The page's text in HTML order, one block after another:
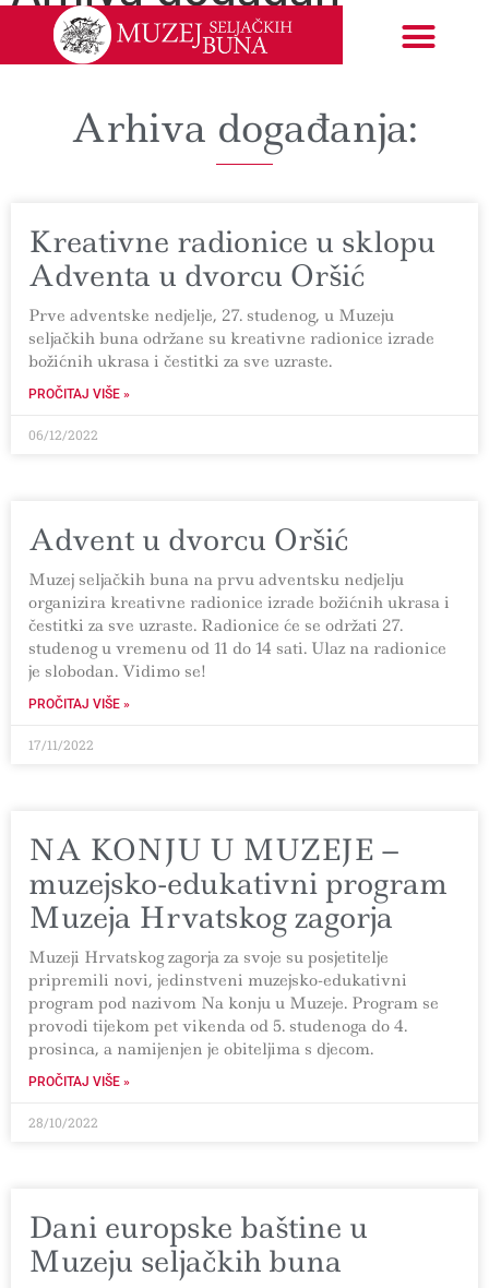
Arhiva događanja:
Kreativne radionice u sklopu
Adventa u dvorcu Oršić
Prve adventske nedjelje, 27. studenog, u Muzeju
seljačkih buna održane su kreativne radionice izrade
božićnih ukrasa i čestitki za sve uzraste.
PROČITAJ VIŠE »
06/12/2022
Advent u dvorcu Oršić
Muzej seljačkih buna na prvu adventsku nedjelju
organizira kreativne radionice izrade božićnih ukrasa i
čestitki za sve uzraste. Radionice će se održati 27.
studenog u vremenu od 11 do 14 sati. Ulaz na radionice
je slobodan. Vidimo se!
PROČITAJ VIŠE »
17/11/2022
NA KONJU U MUZEJE –
muzejsko-edukativni program
Muzeja Hrvatskog zagorja
Muzeji Hrvatskog zagorja za svoje su posjetitelje
pripremili novi, jedinstveni muzejsko-edukativni
program pod nazivom Na konju u Muzeje. Program se
provodi tijekom pet vikenda od 5. studenoga do 4.
prosinca, a namijenjen je obiteljima s djecom.
PROČITAJ VIŠE »
28/10/2022
Dani europske baštine u
Muzeju seljačkih buna